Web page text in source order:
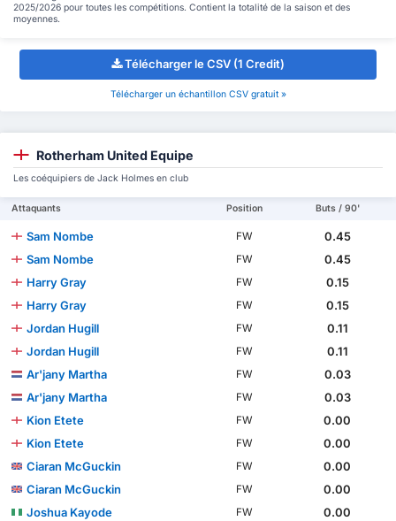
2025/2026 pour toutes les compétitions. Contient la totalité de la saison et des
moyennes.
Télécharger le CSV (1 Credit)
Télécharger un échantillon CSV gratuit »
Rotherham United Equipe
Les coéquipiers de Jack Holmes en club
Attaquants Position Buts / 90'
Sam Nombe FW
0.45
Sam Nombe
FW
0.45
Harry Gray
FW
0.15
Harry Gray
FW
0.15
Jordan Hugill
FW
0.11
Jordan Hugill
FW
0.11
Ar'jany Martha
FW
0.03
Ar'jany Martha
FW
0.03
Kion Etete
FW
0.00
Kion Etete
FW
0.00
Ciaran McGuckin
FW
0.00
Ciaran McGuckin
FW
0.00
Joshua Kayode
FW 0.00